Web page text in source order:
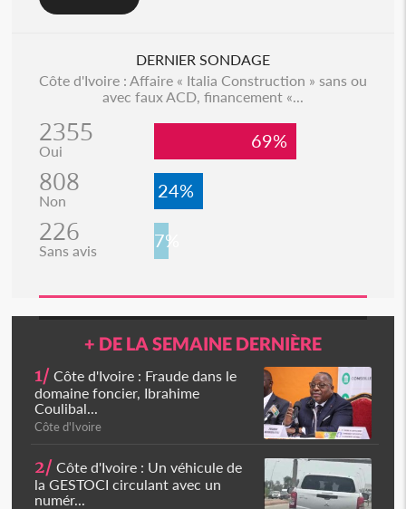
DERNIER SONDAGE
Côte d'Ivoire : Affaire « Italia Construction » sans ou
avec faux ACD, financement «...
2355
Oui 69%
808
Non 24%
226
Sans avis 7%
+ DE LA SEMAINE DERNIÈRE
1/ Côte d'Ivoire : Fraude dans le
domaine foncier, Ibrahime
Coulibal...
Côte d'Ivoire
2/ Côte d'Ivoire : Un véhicule de
la GESTOCI circulant avec un
numér...